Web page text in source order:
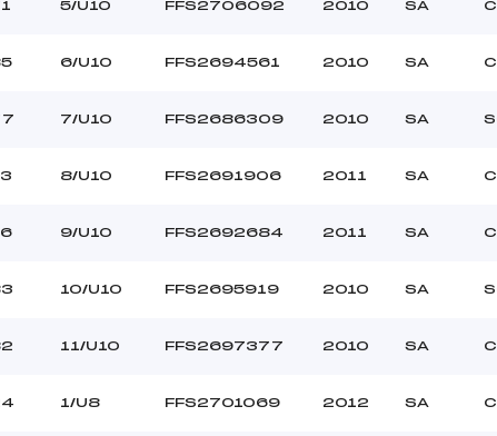
–
5/U10 FFS2706092 2010 SA
6/U10 FFS2694561 2010 SA
7/U10 FFS2686309 2010 SA
8/U10 FFS2691906 2011 SA
9/U10 FFS2692684 2011 SA
10/U10 FFS2695919 2010 SA
11/U10 FFS2697377 2010 SA
1/U8 FFS2701069 2012 SA